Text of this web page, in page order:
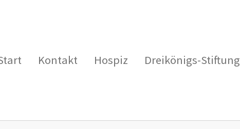
Kontakt Hospiz Dreikönigs-Stiftung